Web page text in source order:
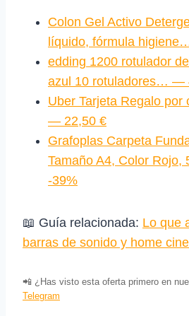
Colon Gel Activo
líquido, fórmula
edding 1200 rotulador
azul 10 rotuladores… —
Uber Tarjeta Regalo por
— 22,50 €
Grafoplas Carpeta
Tamaño A4, Color
-39%
📖 Guía relacionada: Lo que
barras de sonido y home
📲 ¿Has visto esta oferta primero en
Telegram